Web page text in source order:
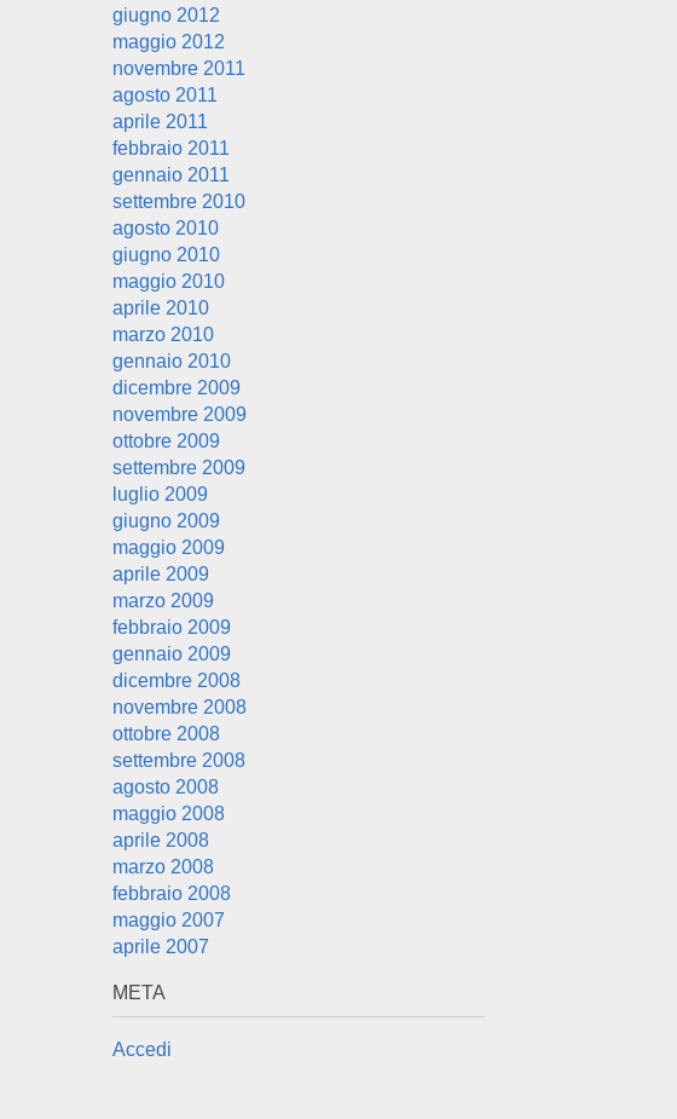
giugno 2012
maggio 2012
novembre 2011
agosto 2011
aprile 2011
febbraio 2011
gennaio 2011
settembre 2010
agosto 2010
giugno 2010
maggio 2010
aprile 2010
marzo 2010
gennaio 2010
dicembre 2009
novembre 2009
ottobre 2009
settembre 2009
luglio 2009
giugno 2009
maggio 2009
aprile 2009
marzo 2009
febbraio 2009
gennaio 2009
dicembre 2008
novembre 2008
ottobre 2008
settembre 2008
agosto 2008
maggio 2008
aprile 2008
marzo 2008
febbraio 2008
maggio 2007
aprile 2007
META
Accedi